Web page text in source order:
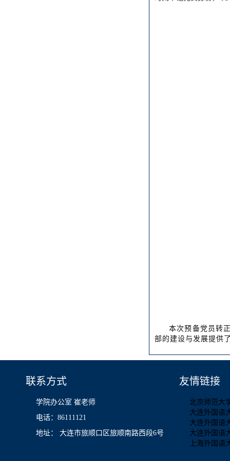
本次预备党员转
部的建设与发展提供
联系方式
学院办公室 崔老师
电话：86111121
地址： 大连市旅顺口区旅顺南路西段6号
友情链接
北京师范大
大连外国语
大连外国语
大连外国语
上海外国语